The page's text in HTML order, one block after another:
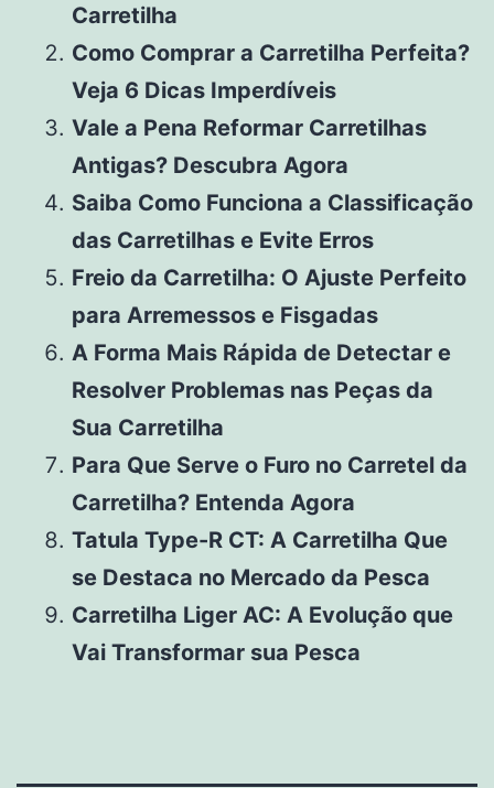
Carretilha
Como Comprar a Carretilha Perfeita?
Veja 6 Dicas Imperdíveis
Vale a Pena Reformar Carretilhas
Antigas? Descubra Agora
Saiba Como Funciona a Classificação
das Carretilhas e Evite Erros
Freio da Carretilha: O Ajuste Perfeito
para Arremessos e Fisgadas
A Forma Mais Rápida de Detectar e
Resolver Problemas nas Peças da
Sua Carretilha
Para Que Serve o Furo no Carretel da
Carretilha? Entenda Agora
Tatula Type-R CT: A Carretilha Que
se Destaca no Mercado da Pesca
Carretilha Liger AC: A Evolução que
Vai Transformar sua Pesca